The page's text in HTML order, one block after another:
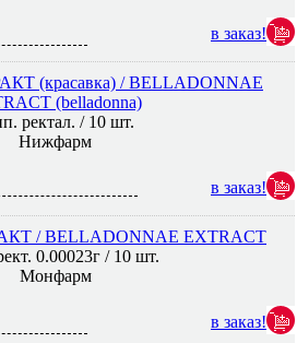
в заказ!
(красавка) / BELLADONNAE
(belladonna)
ректал. / 10 шт.
Нижфарм
в заказ!
/ BELLADONNAE EXTRACT
0.00023г / 10 шт.
Монфарм
в заказ!